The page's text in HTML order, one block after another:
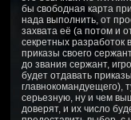
бы свободная карта
нада выполнить, от
захвата её (а потом и
секретных разработок
приказы своего
до звания сержант,
будет отдавать
главнокомандуещего),
серьезную, ну и чем
доверят, и их число